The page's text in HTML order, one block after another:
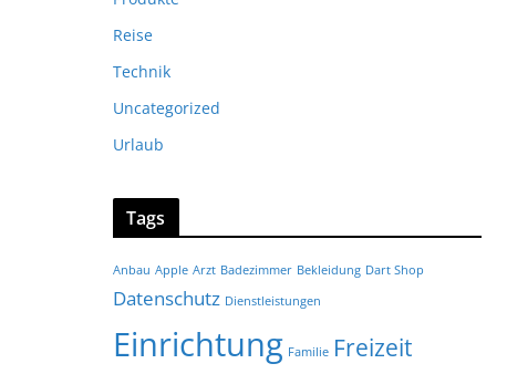
Reise
Technik
Uncategorized
Urlaub
Tags
Anbau Apple Arzt Badezimmer Bekleidung Dart Shop
Datenschutz Dienstleistungen
Einrichtung Familie Freizeit